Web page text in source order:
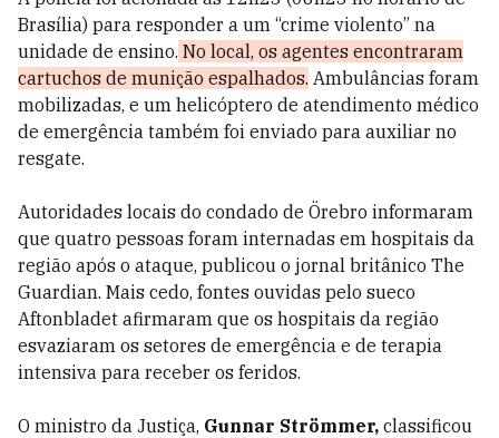
Brasília) para responder a um “crime violento” na
unidade de ensino. No local, os agentes encontraram
cartuchos de munição espalhados. Ambulâncias foram
mobilizadas, e um helicóptero de atendimento médico
de emergência também foi enviado para auxiliar no
resgate.
Autoridades locais do condado de Örebro informaram
que quatro pessoas foram internadas em hospitais da
região após o ataque, publicou o jornal britânico The
Guardian. Mais cedo, fontes ouvidas pelo sueco
Aftonbladet afirmaram que os hospitais da região
esvaziaram os setores de emergência e de terapia
intensiva para receber os feridos.
O ministro da Justiça, Gunnar Strömmer, classificou